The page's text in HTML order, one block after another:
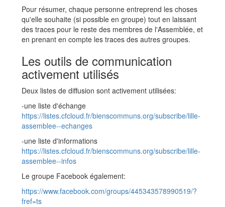
Pour résumer, chaque personne entreprend les choses
qu'elle souhaite (si possible en groupe) tout en laissant
des traces pour le reste des membres de l'Assemblée, et
en prenant en compte les traces des autres groupes.
Les outils de communication
activement utilisés
Deux listes de diffusion sont activement utilisées:
-une liste d'échange
https://listes.cfcloud.fr/bienscommuns.org/subscribe/lille-
assemblee--echanges
-une liste d'informations
https://listes.cfcloud.fr/bienscommuns.org/subscribe/lille-
assemblee--infos
Le groupe Facebook également:
https://www.facebook.com/groups/445343578990519/?
fref=ts